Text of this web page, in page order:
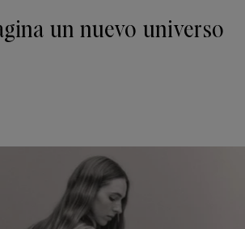
un nuevo universo